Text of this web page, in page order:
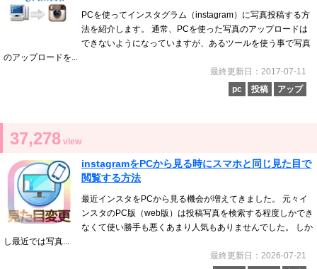
PCを使ってインスタグラム（instagram）に写真投稿する方
法を紹介します。 通常、PCを使った写真のアップロードは
できないようになっていますが、あるツールを使う事で写真
のアップロードを...
最終更新日：2017-07-11
pc
投稿 アップ
37,278 view
instagramをPCから見る時にスマホと同じ見た目で
閲覧する方法
最近インスタをPCから見る機会が増えてきました。 元々イ
ンスタのPC版（web版）は投稿写真を検索する程度しかでき
なくて使い勝手も悪くあまり人気もありませんでした。 しか
し最近では写真...
最終更新日：2026-07-21